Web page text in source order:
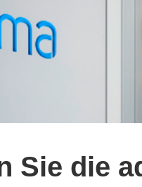
Sie die